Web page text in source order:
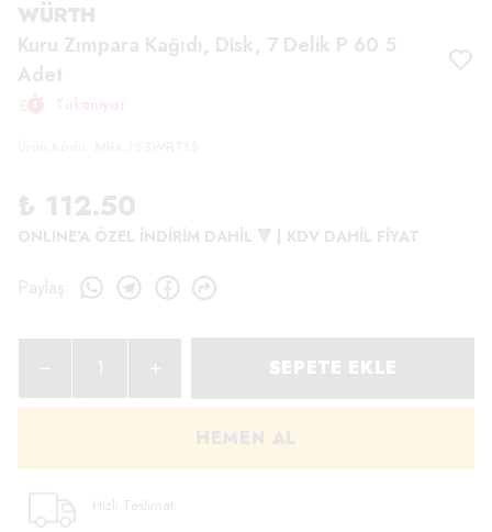
WÜRTH
Kuru Zımpara Kağıdı, Disk, 7 Delik P 60 5
Adet
₺ 112.50
ONLINE'A ÖZEL İNDİRİM DAHİL 🔻 | KDV DAHİL FİYAT
Paylaş
SEPETE EKLE
HEMEN AL
Hızlı Teslimat